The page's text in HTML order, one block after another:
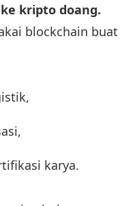
kripto doang.
blockchain buat
karya.